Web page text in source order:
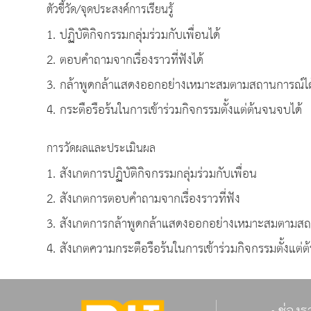
ตัวชี้วัด/จุดประสงค์การเรียนรู้
1. ปฏิบัติกิจกรรมกลุ่มร่วมกับเพื่อนได้
2. ตอบคำถามจากเรื่องราวที่ฟังได้
3. กล้าพูดกล้าแสดงออกอย่างเหมาะสมตามสถานการณ์
4. กระตือรือร้นในการเข้าร่วมกิจกรรมตั้งแต่ต้นจนจบได้
การวัดผลและประเมินผล
1. สังเกตการปฏิบัติกิจกรรมกลุ่มร่วมกับเพื่อน
2. สังเกตการตอบคำถามจากเรื่องราวที่ฟัง
3. สังเกตการกล้าพูดกล้าแสดงออกอย่างเหมาะสมตาม
4. สังเกตความกระตือรือร้นในการเข้าร่วมกิจกรรมตั้งแ